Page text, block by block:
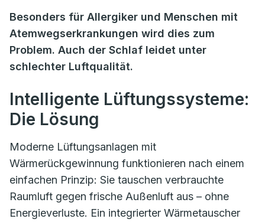
Besonders für Allergiker und Menschen mit
Atemwegserkrankungen wird dies zum
Problem. Auch der Schlaf leidet unter
schlechter Luftqualität.
Intelligente Lüftungssysteme:
Die Lösung
Moderne Lüftungsanlagen mit
Wärmerückgewinnung funktionieren nach einem
einfachen Prinzip: Sie tauschen verbrauchte
Raumluft gegen frische Außenluft aus – ohne
Energieverluste. Ein integrierter Wärmetauscher